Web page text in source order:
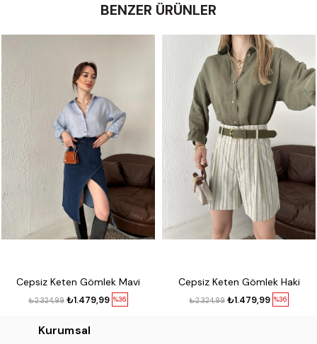
BENZER ÜRÜNLER
Cepsiz Keten Gömlek Mavi
%36
₺1.479,99
₺2.324,99
Cepsiz Keten Gömlek Haki
%36
₺1.479,99
₺2.324,99
Kurumsal